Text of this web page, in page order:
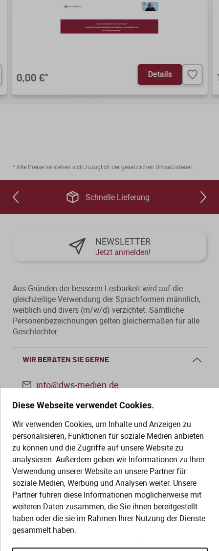
Diese Webseite verwendet Cookies.
Wir verwenden Cookies, um Inhalte und Anzeigen zu
personalisieren, Funktionen für soziale Medien anbieten
zu können und die Zugriffe auf unsere Website zu
analysieren. Außerdem geben wir Informationen zu Ihrer
Verwendung unserer Website an unsere Partner für
soziale Medien, Werbung und Analysen weiter. Unsere
Partner führen diese Informationen möglicherweise mit
weiteren Daten zusammen, die Sie ihnen bereitgestellt
haben oder die sie im Rahmen Ihrer Nutzung der Dienste
gesammelt haben.
0,00 €* Details
* Alle Preise verstehen sich zuzüglich der gesetzlichen Umsatzsteuer.
Schnelle Lieferung
WIR BERATEN SIE GERNE
info@dws-medien.de
+49 (0)30 2888 56-6
Mo.–Do. 08:00–16:00 Uhr
Fr. 08:00–13:30 Uhr
SERVICE
Hilfe (FAQ)
Gesetze
Kontakt
KAUF UND BESTELLUNG
Versand und Lieferung
Bestellung
NEWSLETTER
Jetzt anmelden!
Aus Gründen der besseren Lesbarkeit wird auf die
gleichzeitige Verwendung der Sprachformen männlich,
weiblich und divers (m/w/d) verzichtet. Sämtliche
Personenbezeichnungen gelten gleichermaßen für alle
Geschlechter.